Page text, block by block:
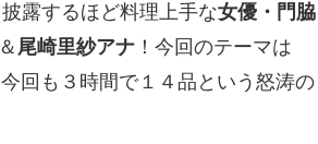
露するほど料理上手な女優・門脇
＆ 尾崎里紗アナ ！今回のテーマは
回も３時間で１４品という怒涛の